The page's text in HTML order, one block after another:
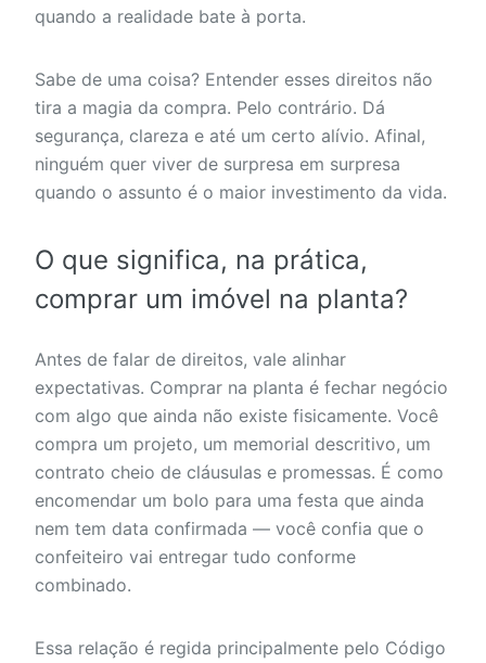
quando a realidade bate à porta.
Sabe de uma coisa? Entender esses direitos não
tira a magia da compra. Pelo contrário. Dá
segurança, clareza e até um certo alívio. Afinal,
ninguém quer viver de surpresa em surpresa
quando o assunto é o maior investimento da vida.
O que significa, na prática,
comprar um imóvel na planta?
Antes de falar de direitos, vale alinhar
expectativas. Comprar na planta é fechar negócio
com algo que ainda não existe fisicamente. Você
compra um projeto, um memorial descritivo, um
contrato cheio de cláusulas e promessas. É como
encomendar um bolo para uma festa que ainda
nem tem data confirmada — você confia que o
confeiteiro vai entregar tudo conforme
combinado.
Essa relação é regida principalmente pelo Código